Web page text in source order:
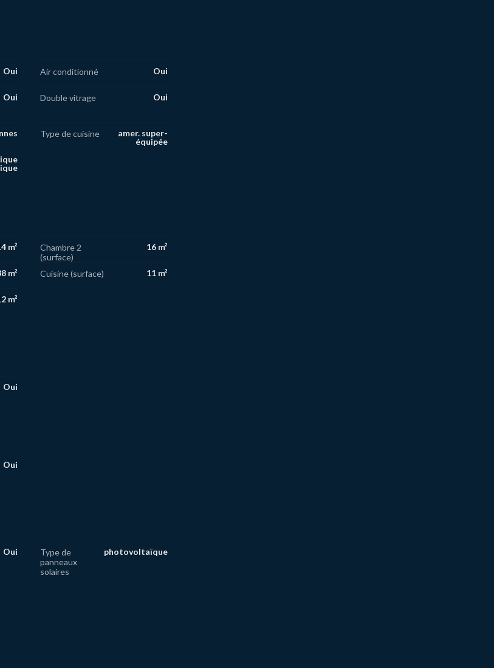
Oui Air conditionné Oui
Oui Double vitrage Oui
Type de cuisine
amer. super-
équipée
m²
Chambre 2
(surface)
16 m²
m² Cuisine (surface) 11 m²
m²
Oui
Oui
Oui
Type de
panneaux
solaires
photovoltaïque